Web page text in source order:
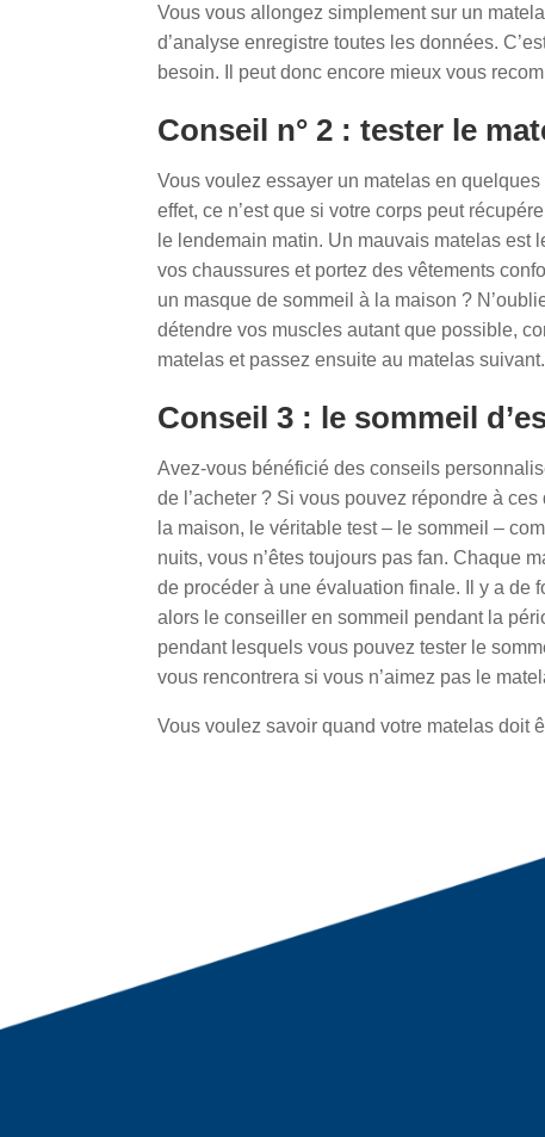
Vous vous allongez simplement sur un
d’analyse enregistre toutes les données.
besoin. Il peut donc encore mieux vous
Conseil n° 2 : tester le
Vous voulez essayer un matelas en
effet, ce n’est que si votre corps peut
le lendemain matin. Un mauvais matelas est
vos chaussures et portez des vêtements
un masque de sommeil à la maison ?
détendre vos muscles autant que possible,
matelas et passez ensuite au matelas
Conseil 3 : le sommeil
Avez-vous bénéficié des conseils
de l’acheter ? Si vous pouvez répondre à
la maison, le véritable test – le sommeil –
nuits, vous n’êtes toujours pas fan. Chaque
de procéder à une évaluation finale. Il y a de
alors le conseiller en sommeil pendant la
pendant lesquels vous pouvez tester le
vous rencontrera si vous n’aimez pas le
Vous voulez savoir quand votre matelas doit